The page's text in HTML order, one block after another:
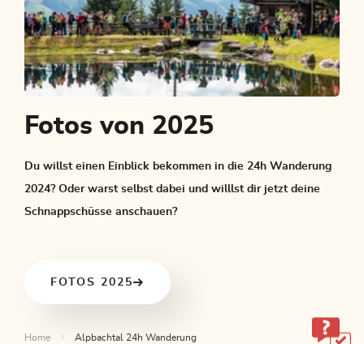
Fotos von 2025
Du willst einen Einblick bekommen in die 24h Wanderung
2024? Oder warst selbst dabei und willlst dir jetzt deine
Schnappschüsse anschauen?
FOTOS 2025
Home Alpbachtal 24h Wanderung